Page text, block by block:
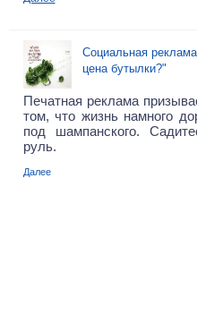
Социальная
цена бутылки?"
Печатная реклама
том, что жизнь намного
под шампанского.
руль.
Далее